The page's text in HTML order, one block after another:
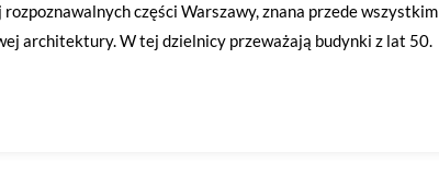
części Warszawy, znana przede wszystkim
architektury. W tej dzielnicy przeważają budynki z lat 50.